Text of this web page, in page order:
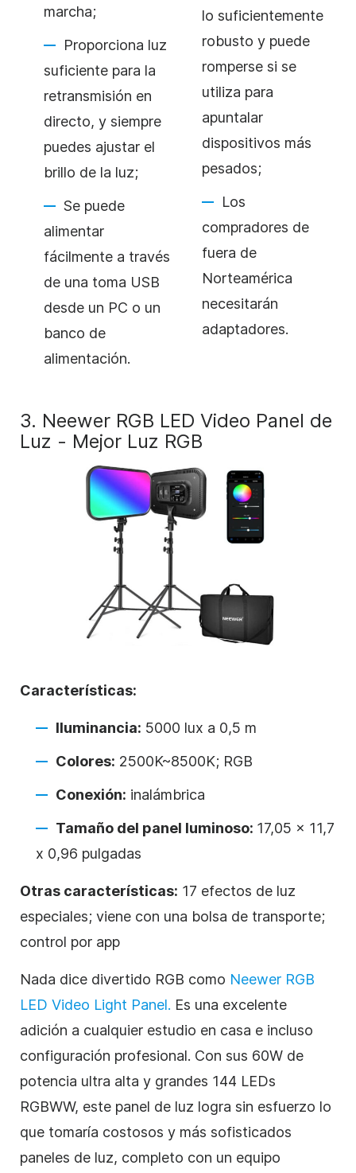
marcha;
Proporciona luz
suficiente para la
retransmisión en
directo, y siempre
puedes ajustar el
brillo de la luz;
Se puede
alimentar
fácilmente a través
de una toma USB
desde un PC o un
banco de
alimentación.
lo suficientemente
robusto y puede
romperse si se
utiliza para
apuntalar
dispositivos más
pesados;
Los
compradores de
fuera de
Norteamérica
necesitarán
adaptadores.
3. Neewer RGB LED Video Panel de
Luz - Mejor Luz RGB
Características:
Iluminancia: 5000 lux a 0,5 m
Colores: 2500K~8500K; RGB
Conexión: inalámbrica
Tamaño del panel luminoso: 17,05 x 11,7
x 0,96 pulgadas
Otras características: 17 efectos de luz
especiales; viene con una bolsa de transporte;
control por app
Nada dice divertido RGB como Neewer RGB
LED Video Light Panel. Es una excelente
adición a cualquier estudio en casa e incluso
configuración profesional. Con sus 60W de
potencia ultra alta y grandes 144 LEDs
RGBWW, este panel de luz logra sin esfuerzo lo
que tomaría costosos y más sofisticados
paneles de luz, completo con un equipo